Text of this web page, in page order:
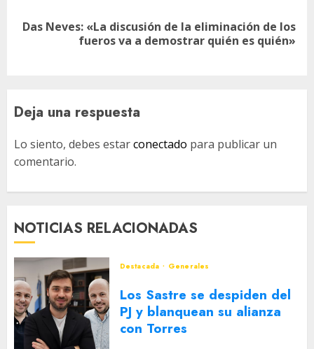
Siguiente
Das Neves: «La discusión de la eliminación de los
fueros va a demostrar quién es quién»
Deja una respuesta
Lo siento, debes estarconectado para publicar un
comentario.
NOTICIAS RELACIONADAS
Destacada Generales
Los Sastre se despiden del
PJ y blanquean su alianza
con Torres